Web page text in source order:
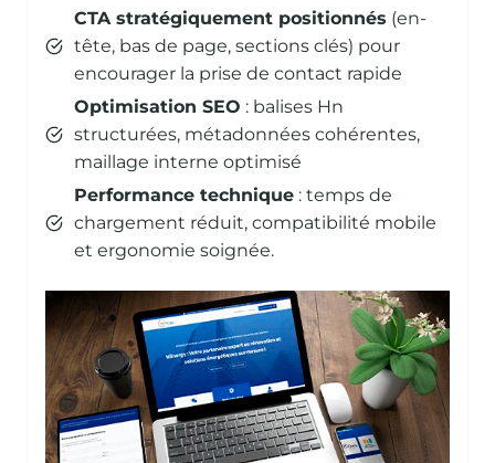
CTA stratégiquement positionnés (en-
tête, bas de page, sections clés) pour
encourager la prise de contact rapide
Optimisation SEO : balises Hn
structurées, métadonnées cohérentes,
maillage interne optimisé
Performance technique : temps de
chargement réduit, compatibilité mobile
et ergonomie soignée.